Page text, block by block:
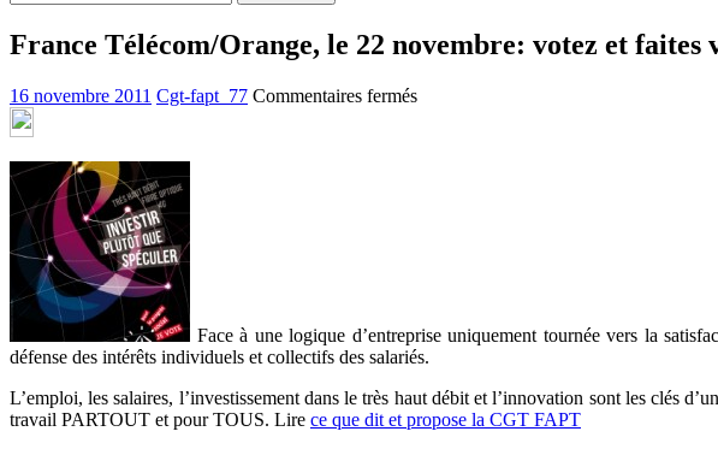
France Télécom/Orange, le 22 novembre: votez et faites
16 novembre 2011 Cgt-fapt_77 Commentaires ferméssur
Face à une logique d’entreprise uniquement tournée vers la
défense des intérêts individuels et collectifs des salariés.
L’emploi, les salaires, l’investissement dans le très haut débit et l’innovation sont les clés
travail PARTOUT et pour TOUS. Lire ce que dit et propose la CGT FAPT